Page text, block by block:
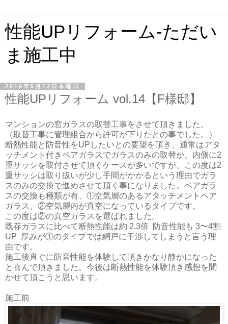
性能UPリフォーム-ただい
ま施工中
2016年5月12日木曜日
性能UPリフォーム vol.14【F様邸】
マンションの窓ガラスの取替工事をさせて頂きました。
（取替工事に管理組合から許可が下りたとの事でした。）
断熱性能と防音性をUPしたいとの要望を頂き、 通常はアタ
ッチメント付きペアガラスでガラスのみの取替か、内側に2
重サッシを取付させて頂くケースが多いですが、この度は2
重サッシは取り扱いが少し手間がかかるという理由でガラ
スのみの交換で進めさせて頂く事になりました。ペアガラ
スの交換も種類が有、①空気層のあるアタッチメントペア
ガラス、②空気層内が真空になっているタイプです。
この度は②の真空ガラスを選ばれました。
既存ガラスに比べて 断熱性能は約 2.3倍 防音性能も 3〜4割
UP 厚みが①のタイプでは網戸に干渉してしまうと言う理
由です。
施工後直ぐに防音性能を体験して頂きかなり静かになった
と喜んで頂きました。今後は断熱性能を体験頂き感想を聞
かせて頂こうと思います。
施工前